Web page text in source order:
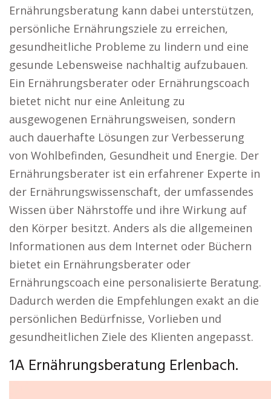
Ernährungsberatung kann dabei unterstützen,
persönliche Ernährungsziele zu erreichen,
gesundheitliche Probleme zu lindern und eine
gesunde Lebensweise nachhaltig aufzubauen.
Ein Ernährungsberater oder Ernährungscoach
bietet nicht nur eine Anleitung zu
ausgewogenen Ernährungsweisen, sondern
auch dauerhafte Lösungen zur Verbesserung
von Wohlbefinden, Gesundheit und Energie. Der
Ernährungsberater ist ein erfahrener Experte in
der Ernährungswissenschaft, der umfassendes
Wissen über Nährstoffe und ihre Wirkung auf
den Körper besitzt. Anders als die allgemeinen
Informationen aus dem Internet oder Büchern
bietet ein Ernährungsberater oder
Ernährungscoach eine personalisierte Beratung.
Dadurch werden die Empfehlungen exakt an die
persönlichen Bedürfnisse, Vorlieben und
gesundheitlichen Ziele des Klienten angepasst.
1A Ernährungsberatung Erlenbach.